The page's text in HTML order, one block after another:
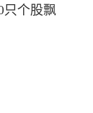
只个股飘